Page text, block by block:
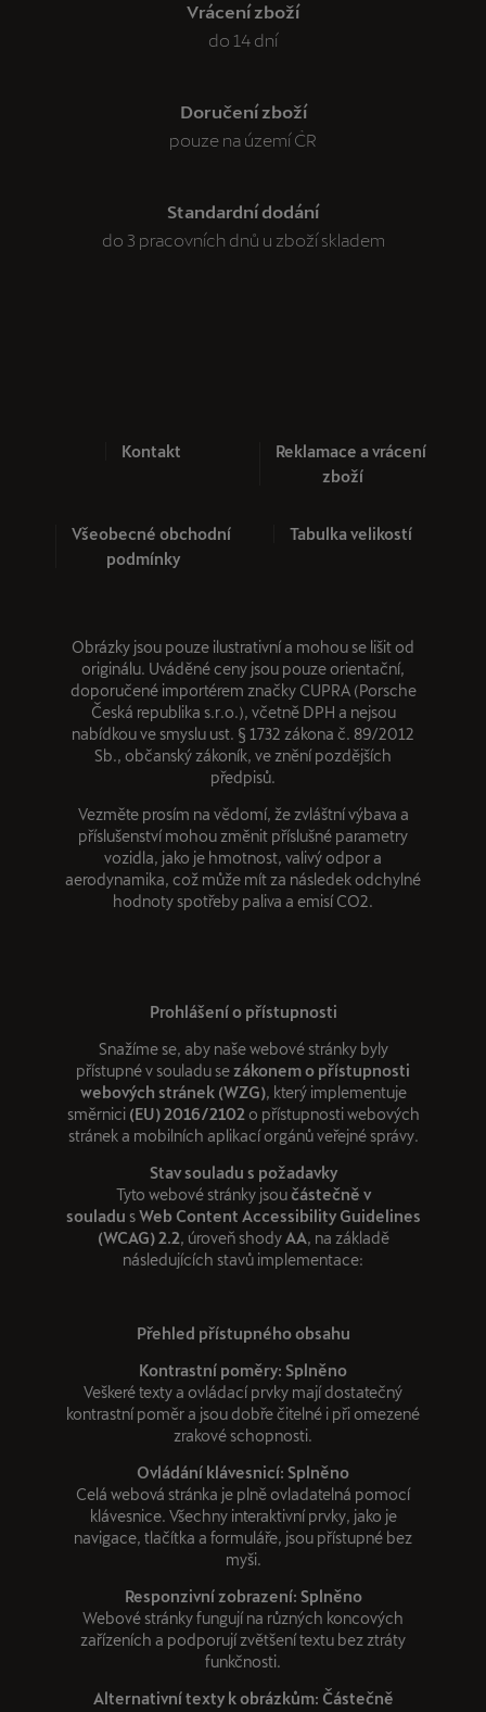
Vrácení zboží
do 14 dní
Doručení zboží
pouze na území ČR
Standardní dodání
do 3 pracovních dnů u zboží skladem
Kontakt
Reklamace a vrácení
zboží
Všeobecné obchodní
podmínky
Tabulka velikostí
Obrázky jsou pouze ilustrativní a mohou se lišit od
originálu. Uváděné ceny jsou pouze orientační,
doporučené importérem značky CUPRA (Porsche
Česká republika s.r.o.), včetně DPH a nejsou
nabídkou ve smyslu ust. § 1732 zákona č. 89/2012
Sb., občanský zákoník, ve znění pozdějších
předpisů.
Vezměte prosím na vědomí, že zvláštní výbava a
příslušenství mohou změnit příslušné parametry
vozidla, jako je hmotnost, valivý odpor a
aerodynamika, což může mít za následek odchylné
hodnoty spotřeby paliva a emisí CO2.
Prohlášení o přístupnosti
Snažíme se, aby naše webové stránky byly
přístupné v souladu sezákonem o přístupnosti
webových stránek (WZG), který implementuje
směrnici (EU) 2016/2102 o přístupnosti webových
stránek a mobilních aplikací orgánů veřejné správy.
Stav souladu s požadavky
Tyto webové stránky jsoučástečně v
souladu sWeb Content Accessibility Guidelines
(WCAG) 2.2, úroveň shodyAA, na základě
následujících stavů implementace:
Přehled přístupného obsahu
Kontrastní poměry: Splněno
Veškeré texty a ovládací prvky mají dostatečný
kontrastní poměr a jsou dobře čitelné i při omezené
zrakové schopnosti.
Ovládání klávesnicí: Splněno
Celá webová stránka je plně ovladatelná pomocí
klávesnice. Všechny interaktivní prvky, jako je
navigace, tlačítka a formuláře, jsou přístupné bez
myši.
Responzivní zobrazení: Splněno
Webové stránky fungují na různých koncových
zařízeních a podporují zvětšení textu bez ztráty
funkčnosti.
Alternativní texty k obrázkům: Částečně